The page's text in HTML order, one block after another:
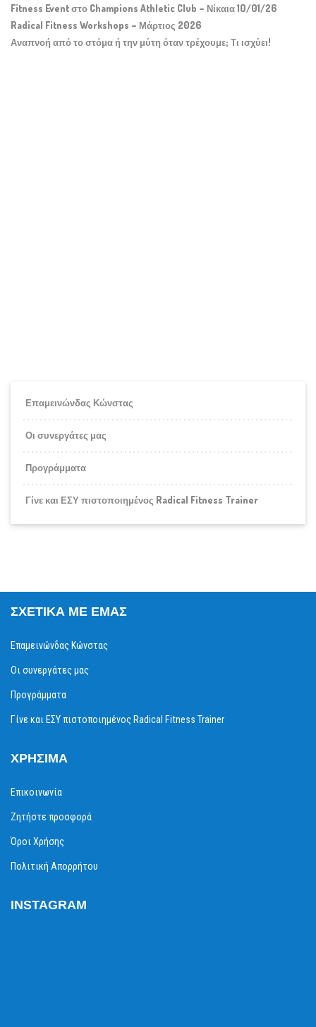
Fitness Event στο Champions Athletic Club – Νίκαια 10/01/26
Radical Fitness Workshops – Μάρτιος 2026
Αναπνοή από το στόμα ή την μύτη όταν τρέχουμε; Τι ισχύει!
Επαμεινώνδας Κώνστας
Οι συνεργάτες μας
Προγράμματα
Γίνε και ΕΣΥ πιστοποιημένος Radical Fitness Trainer
ΣΧΕΤΙΚΆ ΜΕ ΕΜΆΣ
Επαμεινώνδας Κώνστας
Οι συνεργάτες μας
Προγράμματα
Γίνε και ΕΣΥ πιστοποιημένος Radical Fitness Trainer
ΧΡΉΣΙΜΑ
Επικοινωνία
Ζητήστε προσφορά
Όροι Χρήσης
Πολιτική Απορρήτου
INSTAGRAM